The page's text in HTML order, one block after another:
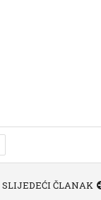
SLIJEDEĆI ČLANAK